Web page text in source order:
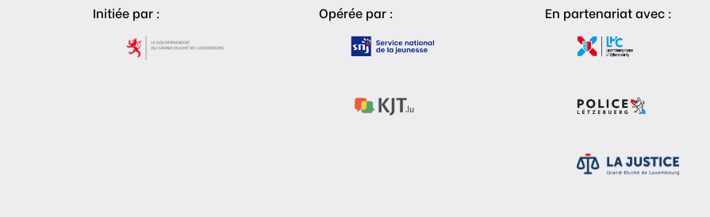
Initiée par : Opérée par : En partenariat avec :